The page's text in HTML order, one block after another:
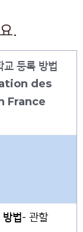
.
둥록 방법
des
France
법- 관할